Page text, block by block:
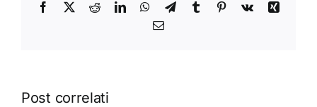
Facebook
X RedditLinkedInWhatsApp
TelegramTumblr Pinterest
Vk
Xing
Email
Post correlati